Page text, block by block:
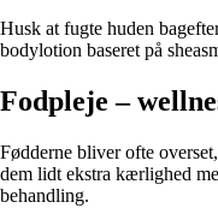
Husk at fugte huden
bodylotion baseret på
Fodpleje –
Fødderne bliver ofte
dem lidt ekstra kærlighed
behandling.